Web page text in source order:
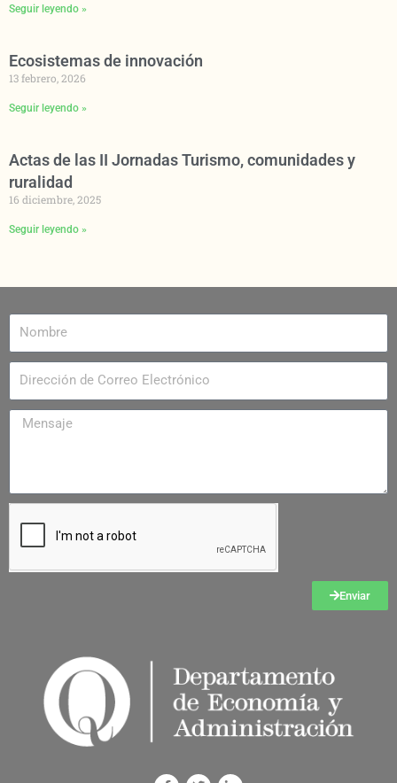
Seguir leyendo »
Ecosistemas de innovación
13 febrero, 2026
Seguir leyendo »
Actas de las II Jornadas Turismo, comunidades y
ruralidad
16 diciembre, 2025
Seguir leyendo »
Enviar